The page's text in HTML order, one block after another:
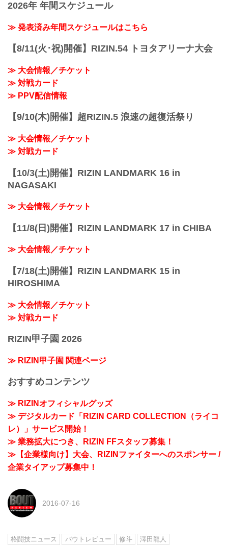
2026年 年間スケジュール
≫ 発表済み年間スケジュールはこちら
【8/11(火･祝)開催】RIZIN.54 トヨタアリーナ大会
≫ 大会情報／チケット
≫ 対戦カード
≫ PPV配信情報
【9/10(木)開催】超RIZIN.5 浪速の超復活祭り
≫ 大会情報／チケット
≫ 対戦カード
【10/3(土)開催】RIZIN LANDMARK 16 in
NAGASAKI
≫ 大会情報／チケット
【11/8(日)開催】RIZIN LANDMARK 17 in CHIBA
≫ 大会情報／チケット
【7/18(土)開催】RIZIN LANDMARK 15 in
HIROSHIMA
≫ 大会情報／チケット
≫ 対戦カード
RIZIN甲子園 2026
≫ RIZIN甲子園 関連ページ
おすすめコンテンツ
≫ RIZINオフィシャルグッズ
≫ デジタルカード「RIZIN CARD COLLECTION（ライコ
レ）」サービス開始！
≫ 業務拡大につき、RIZIN FFスタッフ募集！
≫【企業様向け】大会、RIZINファイターへのスポンサー /
企業タイアップ募集中！
2016-07-16
格闘技ニュース バウトレビュー 修斗 澤田龍人